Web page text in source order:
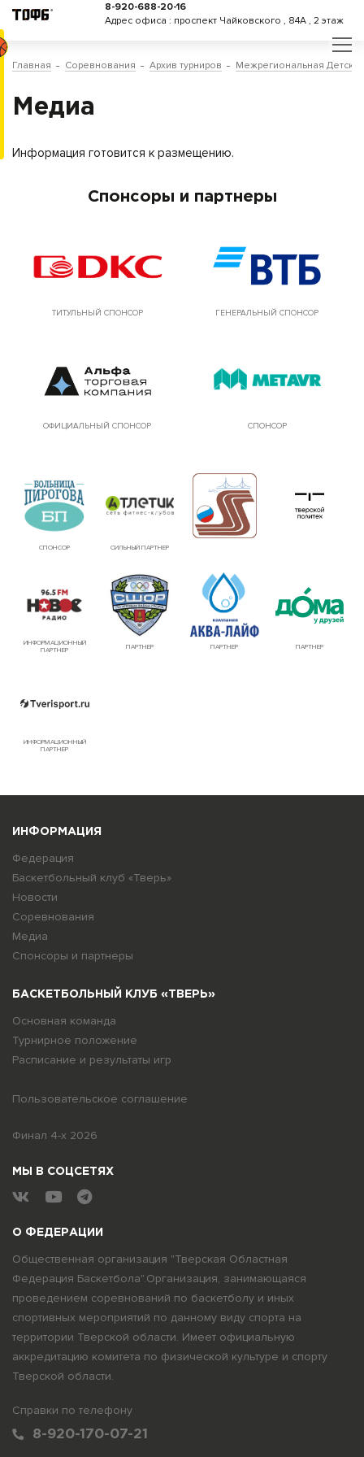
8-920-688-20-16
Адрес офиса : проспект Чайковского , 84А , 2 этаж
Главная Соревнования Архив турниров Межрегиональная
Медиа
Информация готовится к размещению.
Спонсоры и партнеры
ТИТУЛЬНЫЙ СПОНСОР ГЕНЕРАЛЬНЫЙ СПОНСОР
ОФИЦИАЛЬНЫЙ СПОНСОР СПОНСОР
СПОНСОР СИЛЬНЫЙ ПАРТНЕР
ИНФОРМАЦИОННЫЙ
ПАРТНЕР
ПАРТНЕР ПАРТНЕР ПАРТНЕР
ИНФОРМАЦИОННЫЙ
ПАРТНЕР
О ФЕДЕРАЦИИ
Общественная организация "Тверская Областная
Федерация Баскетбола".Организация, занимающаяся
проведением соревнований по баскетболу и иных
спортивных мероприятий по данному виду спорта на
территории Тверской области. Имеет официальную
аккредитацию комитета по физической культуре и спорту
Тверской области.
Справки по телефону
8-920-170-07-21
ИНФОРМАЦИЯ
Федерация
Баскетбольный клуб «Тверь»
Новости
Соревнования
Медиа
Спонсоры и партнеры
БАСКЕТБОЛЬНЫЙ КЛУБ «ТВЕРЬ»
Основная команда
Турнирное положение
Расписание и результаты игр
Пользовательское соглашение
Финал 4-х 2026
МЫ В СОЦСЕТЯХ